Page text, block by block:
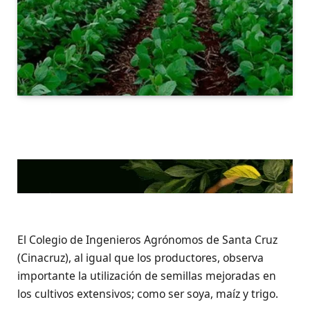
El Colegio de Ingenieros Agrónomos de Santa Cruz
(Cinacruz), al igual que los productores, observa
importante la utilización de semillas mejoradas en
los cultivos extensivos; como ser soya, maíz y trigo.